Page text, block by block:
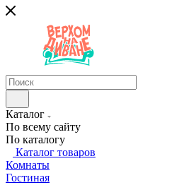
Каталог
По всему сайту
По каталогу
Каталог товаров
Комнаты
Гостиная